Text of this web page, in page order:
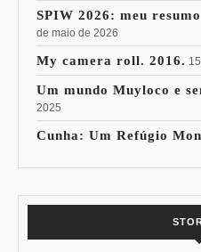
SPIW 2026: meu
de maio de 2026
My camera roll. 2016.
Um mundo Muyloco e
2025
Cunha: Um Refúgio
15% de